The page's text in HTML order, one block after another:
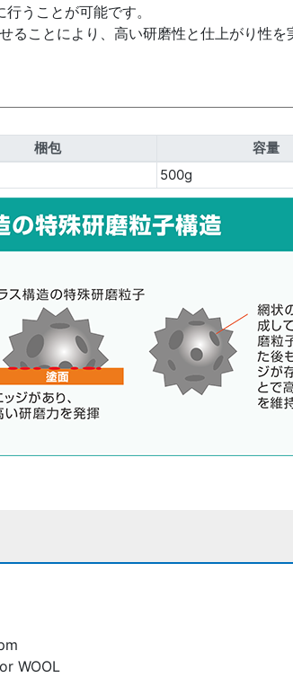
うことが可能です。
ることにより、高い研磨性と仕上がり性を
梱包
容量
500g
WOOL